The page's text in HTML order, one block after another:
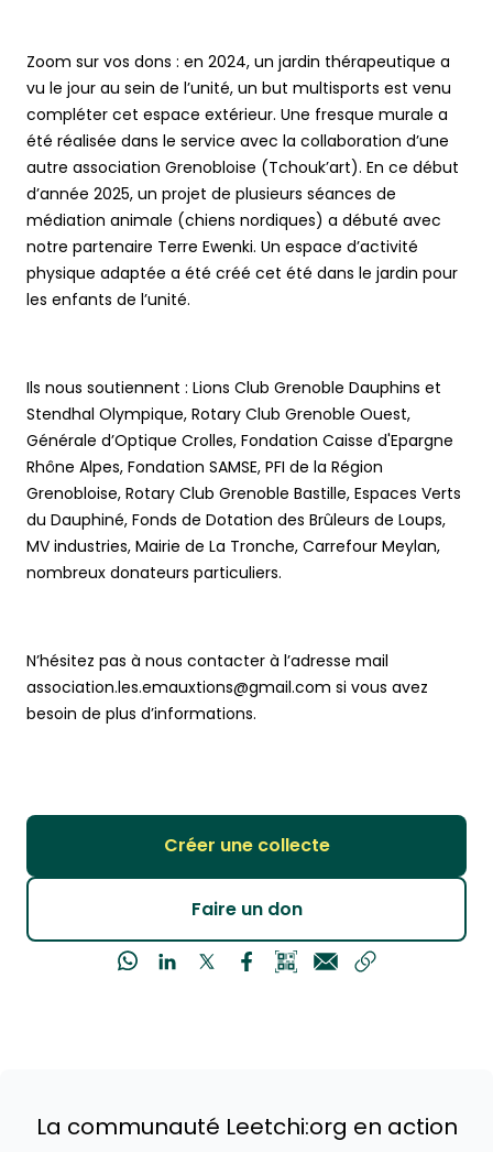
Zoom sur vos dons : en 2024, un jardin thérapeutique a
vu le jour au sein de l’unité, un but multisports est venu
compléter cet espace extérieur. Une fresque murale a
été réalisée dans le service avec la collaboration d’une
autre association Grenobloise (Tchouk’art). En ce début
d’année 2025, un projet de plusieurs séances de
médiation animale (chiens nordiques) a débuté avec
notre partenaire Terre Ewenki. Un espace d’activité
physique adaptée a été créé cet été dans le jardin pour
les enfants de l’unité.
Ils nous soutiennent : Lions Club Grenoble Dauphins et
Stendhal Olympique, Rotary Club Grenoble Ouest,
Générale d’Optique Crolles, Fondation Caisse d'Epargne
Rhône Alpes, Fondation SAMSE, PFI de la Région
Grenobloise, Rotary Club Grenoble Bastille, Espaces Verts
du Dauphiné, Fonds de Dotation des Brûleurs de Loups,
MV industries, Mairie de La Tronche, Carrefour Meylan,
nombreux donateurs particuliers.
N’hésitez pas à nous contacter à l’adresse mail
association.les.emauxtions@gmail.com si vous avez
besoin de plus d’informations.
Créer une collecte
Faire un don
La communauté Leetchi:org en action